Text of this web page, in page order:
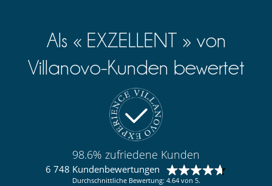
Als « EXZELLENT » von
Villanovo-Kunden bewertet
98.6% zufriedene Kunden
6 748 Kundenbewertungen
Durchschnittliche Bewertung: 4.64 von 5.